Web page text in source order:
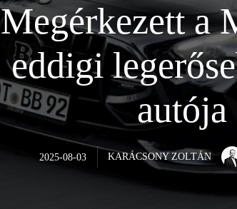
Megérkezett a
eddigi
autója
2025-08-03 KARÁCSONY ZOLTÁN